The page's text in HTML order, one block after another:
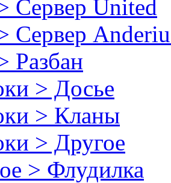
Сервер United
Сервер
Разбан
> Досье
> Кланы
> Другое
> Флудилка